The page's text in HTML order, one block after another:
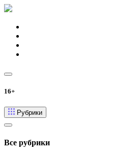
16+
Рубрики
Все рубрики